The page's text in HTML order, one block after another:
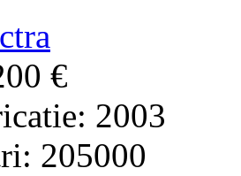
€
2003
205000